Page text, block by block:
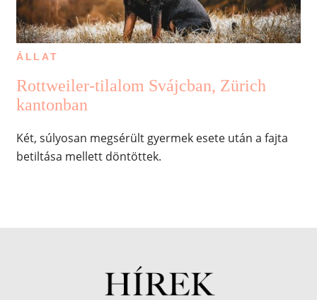
ÁLLAT
Rottweiler-tilalom Svájcban, Zürich
kantonban
Két, súlyosan megsérült gyermek esete után a fajta
betiltása mellett döntöttek.